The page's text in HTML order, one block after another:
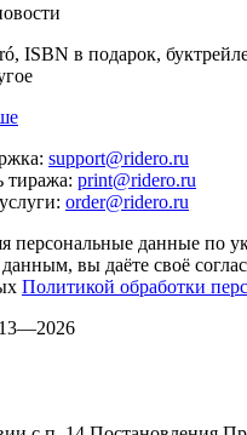
ISBN в подарок,
: support@ridero.ru
тиража: print@ridero.ru
: order@ridero.ru
персональные данные по
вы даёте своё
Политикой обработки
2026